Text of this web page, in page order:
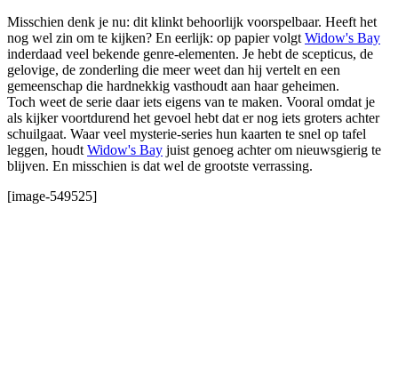
Misschien denk je nu: dit klinkt behoorlijk voorspelbaar. Heeft het
nog wel zin om te kijken? En eerlijk: op papier volgt Widow's Bay
inderdaad veel bekende genre-elementen. Je hebt de scepticus, de
gelovige, de zonderling die meer weet dan hij vertelt en een
gemeenschap die hardnekkig vasthoudt aan haar geheimen.
Toch weet de serie daar iets eigens van te maken. Vooral omdat je
als kijker voortdurend het gevoel hebt dat er nog iets groters achter
schuilgaat. Waar veel mysterie-series hun kaarten te snel op tafel
leggen, houdt Widow's Bay juist genoeg achter om nieuwsgierig te
blijven. En misschien is dat wel de grootste verrassing.
[image-549525]